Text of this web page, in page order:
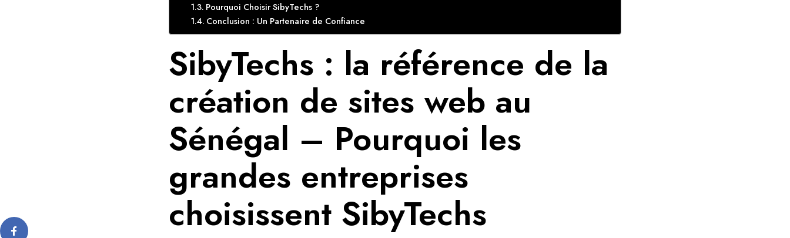
Pourquoi Choisir SibyTechs ?
Conclusion : Un Partenaire de Confiance
SibyTechs : la référence de la
création de sites web au
Sénégal – Pourquoi les
grandes entreprises
choisissent SibyTechs